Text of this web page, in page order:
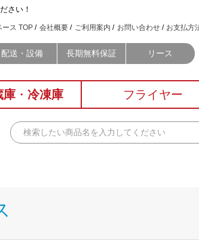
さい！
ース TOP 会社概要 ご利用案内 お問い合わせ お支払方
配送・設備 長期無料保証 リース
庫 ・ 冷凍庫 フライヤー